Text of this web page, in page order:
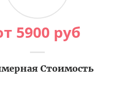
5900 руб
Стоимость